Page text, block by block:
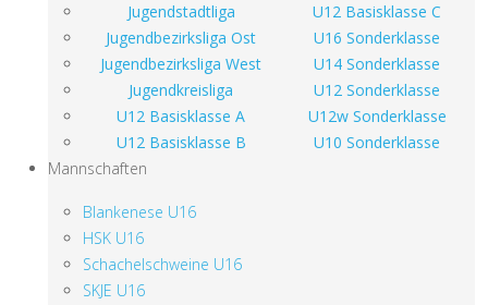
Jugendstadtliga
U12 Basisklasse C
Jugendbezirksliga Ost
U16 Sonderklasse
Jugendbezirksliga West
U14 Sonderklasse
Jugendkreisliga
U12 Sonderklasse
U12 Basisklasse A
U12w Sonderklasse
U12 Basisklasse B
U10 Sonderklasse
Mannschaften
Blankenese U16
HSK U16
Schachelschweine U16
SKJE U16